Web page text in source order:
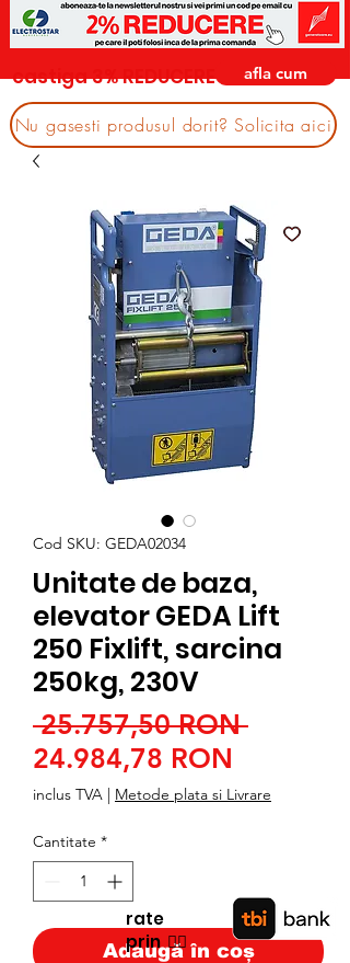
castiga 3% REDUCERE afla cum
Nu gasesti produsul dorit? Solicita aici
Cod SKU: GEDA02034
Unitate de baza,
elevator GEDA Lift
250 Fixlift, sarcina
250kg, 230V
25.757,50 RON Preț
24.984,78 RON
redus
inclus TVA | Metode plata si Livrare
Cantitate *
Adaugă în coș
rate
prin👉🏿